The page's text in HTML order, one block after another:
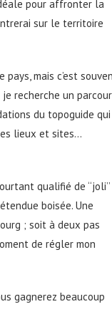
pour affronter la
sur le territoire
mais c’est
recherche un
du topoguide qui
lieux et sites…
qualifié de ‘‘joli’’
boisée. Une
; soit à deux pas
de régler mon
gagnerez beaucoup